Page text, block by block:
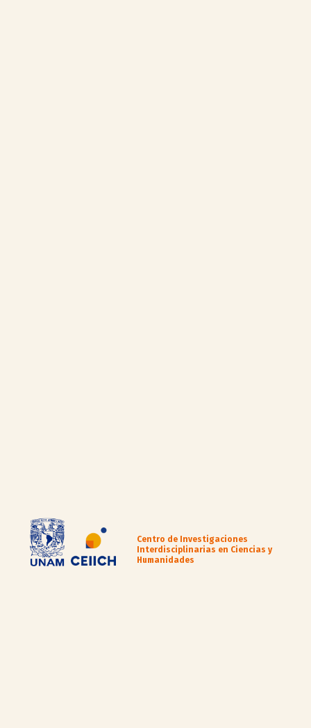
Centro de Investigaciones
Interdisciplinarias en Ciencias y
Humanidades